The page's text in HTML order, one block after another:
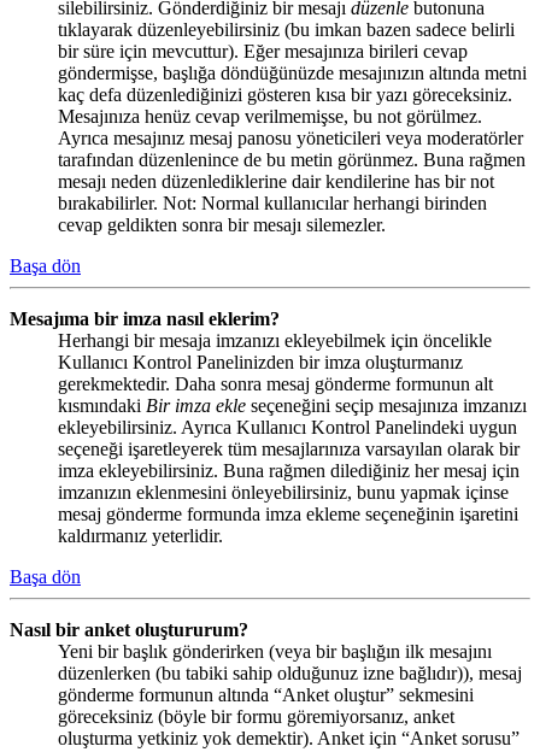
silebilirsiniz. Gönderdiğiniz bir mesajı düzenle butonuna
tıklayarak düzenleyebilirsiniz (bu imkan bazen sadece belirli
bir süre için mevcuttur). Eğer mesajınıza birileri cevap
göndermişse, başlığa döndüğünüzde mesajınızın altında metni
kaç defa düzenlediğinizi gösteren kısa bir yazı göreceksiniz.
Mesajınıza henüz cevap verilmemişse, bu not görülmez.
Ayrıca mesajınız mesaj panosu yöneticileri veya moderatörler
tarafından düzenlenince de bu metin görünmez. Buna rağmen
mesajı neden düzenlediklerine dair kendilerine has bir not
bırakabilirler. Not: Normal kullanıcılar herhangi birinden
cevap geldikten sonra bir mesajı silemezler.
Başa dön
Mesajıma bir imza nasıl eklerim?
Herhangi bir mesaja imzanızı ekleyebilmek için öncelikle
Kullanıcı Kontrol Panelinizden bir imza oluşturmanız
gerekmektedir. Daha sonra mesaj gönderme formunun alt
kısmındaki Bir imza ekle seçeneğini seçip mesajınıza imzanızı
ekleyebilirsiniz. Ayrıca Kullanıcı Kontrol Panelindeki uygun
seçeneği işaretleyerek tüm mesajlarınıza varsayılan olarak bir
imza ekleyebilirsiniz. Buna rağmen dilediğiniz her mesaj için
imzanızın eklenmesini önleyebilirsiniz, bunu yapmak içinse
mesaj gönderme formunda imza ekleme seçeneğinin işaretini
kaldırmanız yeterlidir.
Başa dön
Nasıl bir anket oluştururum?
Yeni bir başlık gönderirken (veya bir başlığın ilk mesajını
düzenlerken (bu tabiki sahip olduğunuz izne bağlıdır)), mesaj
gönderme formunun altında “Anket oluştur” sekmesini
göreceksiniz (böyle bir formu göremiyorsanız, anket
oluşturma yetkiniz yok demektir). Anket için “Anket sorusu”